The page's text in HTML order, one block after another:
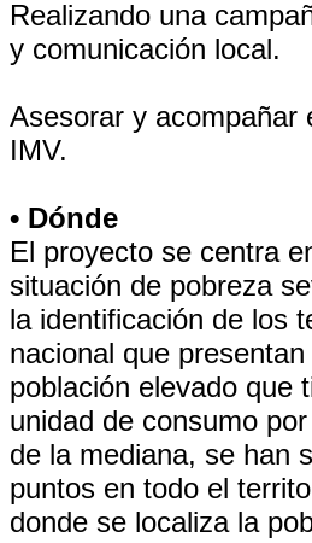
Realizando una
y comunicación local.
Asesorar y acompañar
IMV.
• Dónde
El proyecto se centra
situación de pobreza
la identificación de los
nacional que
población elevado que
unidad de consumo
de la mediana, se han
puntos en todo el
donde se localiza la